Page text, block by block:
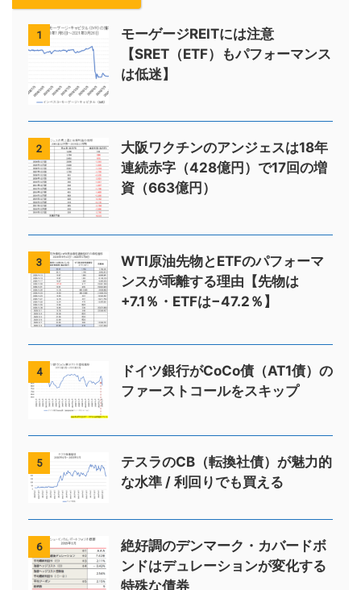
1
モーゲージREITには注意
【SRET（ETF）もパフォーマンス
は低迷】
2
大阪ワクチンのアンジェスは18年
連続赤字（428億円）で17回の増
資（663億円）
3
WTI原油先物とETFのパフォーマ
ンスが乖離する理由【先物は
+7.1％・ETFは−47.2％】
4
ドイツ銀行がCoCo債（AT1債）の
ファーストコールをスキップ
5
テスラのCB（転換社債）が魅力的
な水準 / 利回りでも買える
6
絶好調のデンマーク・カバードボ
ンドはデュレーションが変化する
特殊な債券